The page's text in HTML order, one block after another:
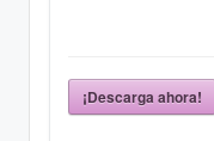
¡Descarga ahora!